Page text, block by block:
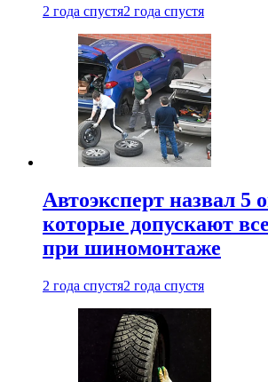
2 года спустя2 года спустя
Автоэксперт назвал 5
которые допускают
при шиномонтаже
2 года спустя2 года спустя